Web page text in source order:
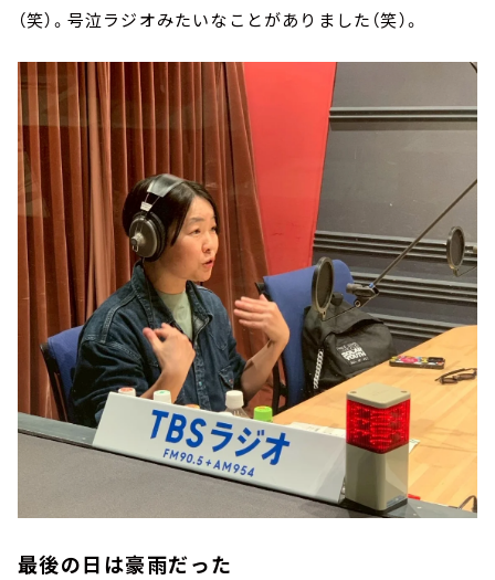
（笑）。号泣ラジオみたいなことがありました（笑）。
最後の日は豪雨だった